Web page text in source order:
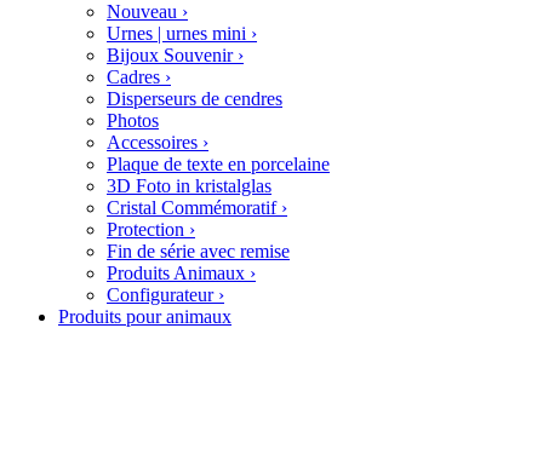
Nouveau ›
Urnes | urnes mini ›
Bijoux Souvenir ›
Cadres ›
Disperseurs de cendres
Photos
Accessoires ›
Plaque de texte en porcelaine
3D Foto in kristalglas
Cristal Commémoratif ›
Protection ›
Fin de série avec remise
Produits Animaux ›
Configurateur ›
Produits pour animaux